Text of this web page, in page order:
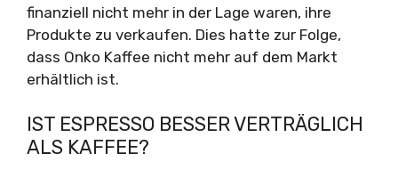
finanziell nicht mehr in der Lage waren, ihre
Produkte zu verkaufen. Dies hatte zur Folge,
dass Onko Kaffee nicht mehr auf dem Markt
erhältlich ist.
IST ESPRESSO BESSER VERTRÄGLICH
ALS KAFFEE?